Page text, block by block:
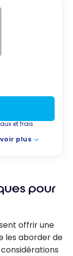
et frais
plus
pour
offrir une
les aborder de